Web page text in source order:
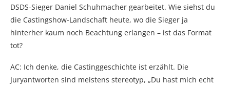
DSDS-Sieger Daniel Schuhmacher gearbeitet. Wie siehst du
die Castingshow-Landschaft heute, wo die Sieger ja
hinterher kaum noch Beachtung erlangen – ist das Format
tot?
AC: Ich denke, die Castinggeschichte ist erzählt. Die
Juryantworten sind meistens stereotyp, „Du hast mich echt